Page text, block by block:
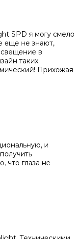
SPD я могу смело
еще не знают,
в
таких
Прихожая
и
что глаза не